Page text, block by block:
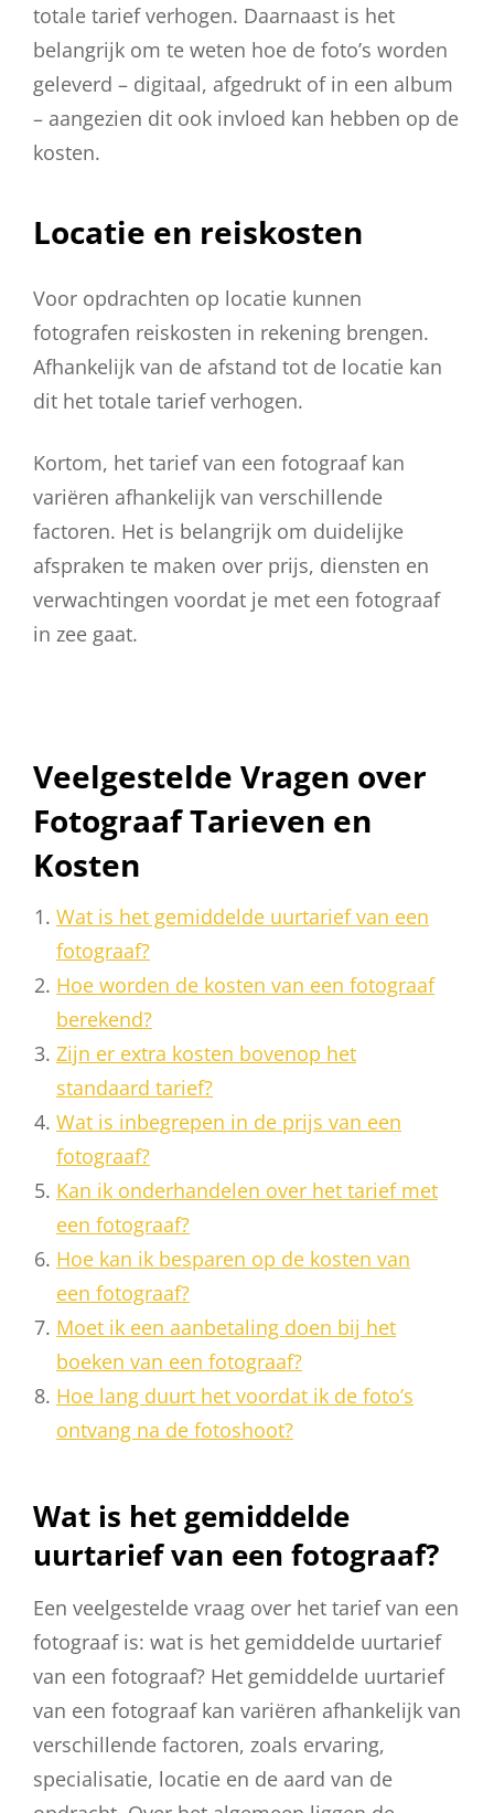
totale tarief verhogen. Daarnaast is het
belangrijk om te weten hoe de foto’s worden
geleverd – digitaal, afgedrukt of in een album
– aangezien dit ook invloed kan hebben op de
kosten.
Locatie en reiskosten
Voor opdrachten op locatie kunnen
fotografen reiskosten in rekening brengen.
Afhankelijk van de afstand tot de locatie kan
dit het totale tarief verhogen.
Kortom, het tarief van een fotograaf kan
variëren afhankelijk van verschillende
factoren. Het is belangrijk om duidelijke
afspraken te maken over prijs, diensten en
verwachtingen voordat je met een fotograaf
in zee gaat.
Veelgestelde Vragen over
Fotograaf Tarieven en
Kosten
Wat is het gemiddelde uurtarief van een
fotograaf?
Hoe worden de kosten van een fotograaf
berekend?
Zijn er extra kosten bovenop het
standaard tarief?
Wat is inbegrepen in de prijs van een
fotograaf?
Kan ik onderhandelen over het tarief met
een fotograaf?
Hoe kan ik besparen op de kosten van
een fotograaf?
Moet ik een aanbetaling doen bij het
boeken van een fotograaf?
Hoe lang duurt het voordat ik de foto’s
ontvang na de fotoshoot?
Wat is het gemiddelde
uurtarief van een fotograaf?
Een veelgestelde vraag over het tarief van een
fotograaf is: wat is het gemiddelde uurtarief
van een fotograaf? Het gemiddelde uurtarief
van een fotograaf kan variëren afhankelijk van
verschillende factoren, zoals ervaring,
specialisatie, locatie en de aard van de